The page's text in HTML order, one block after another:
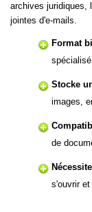
archives juridiques,
jointes d'e-mails.
Format
Stocke
images,
de
s'ouvrir